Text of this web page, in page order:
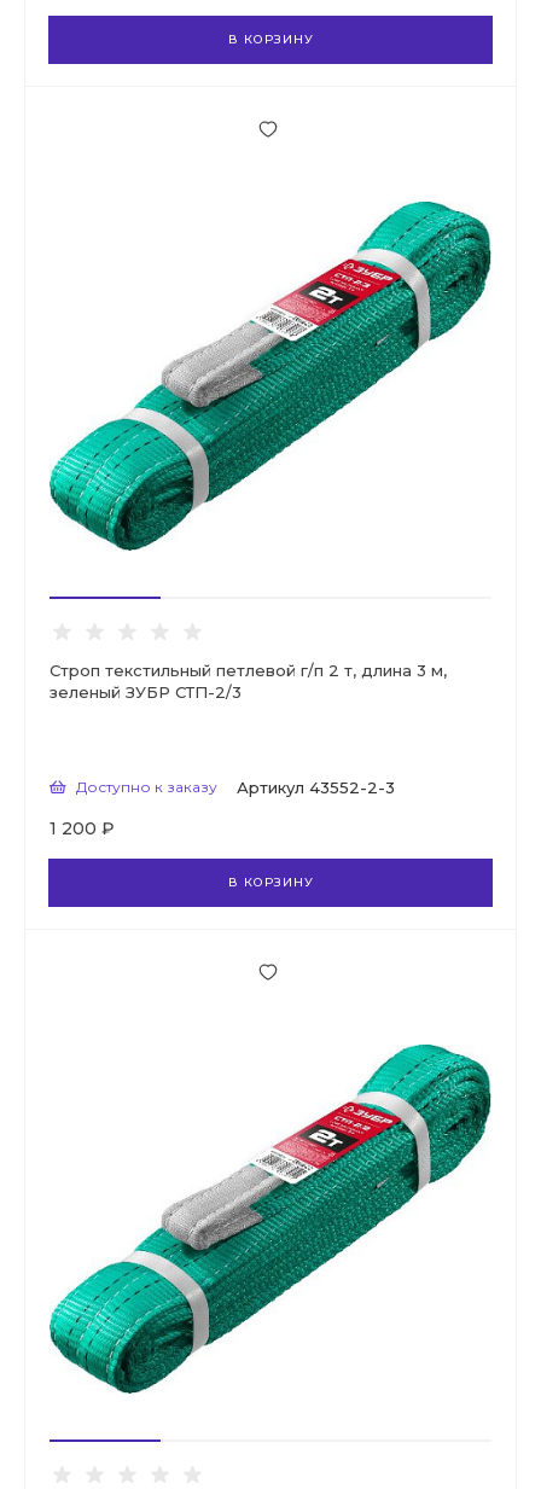
В КОРЗИНУ
Строп текстильный петлевой г/п 2 т, длина 3 м,
зеленый ЗУБР СТП-2/3
Доступно к заказу Артикул 43552-2-3
1 200 ₽
В КОРЗИНУ